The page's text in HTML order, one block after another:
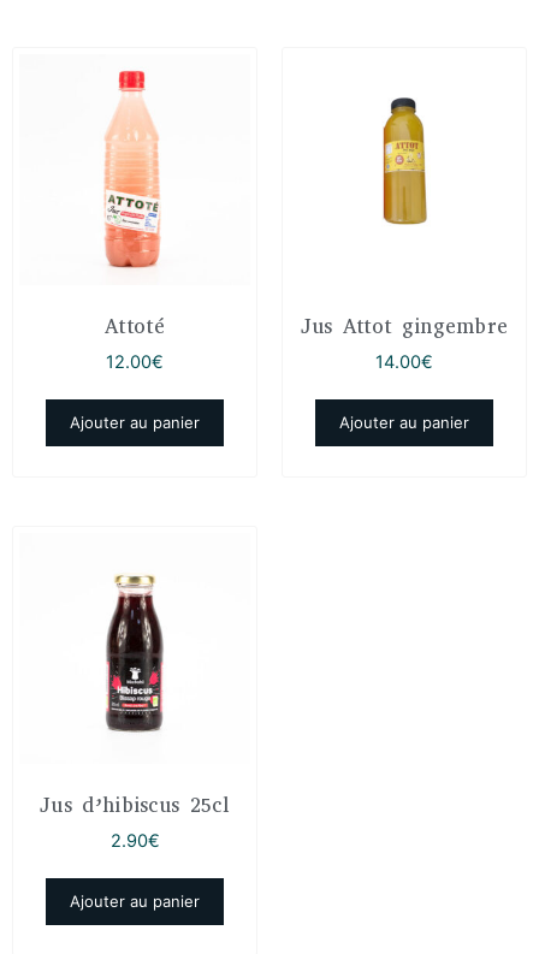
Attoté
12.00€
Ajouter au panier
Jus Attot gingembre
14.00€
Ajouter au panier
Jus d’hibiscus 25cl
2.90€
Ajouter au panier